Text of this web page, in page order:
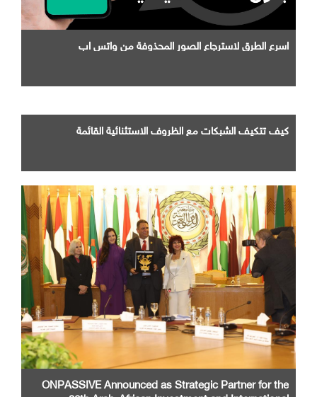
اسرع الطرق لاسترجاع الصور المحذوفة من واتس اب
كيف تتكيف الشبكات مع الظروف الاستثنائية القائمة
ONPASSIVE Announced as Strategic Partner for the